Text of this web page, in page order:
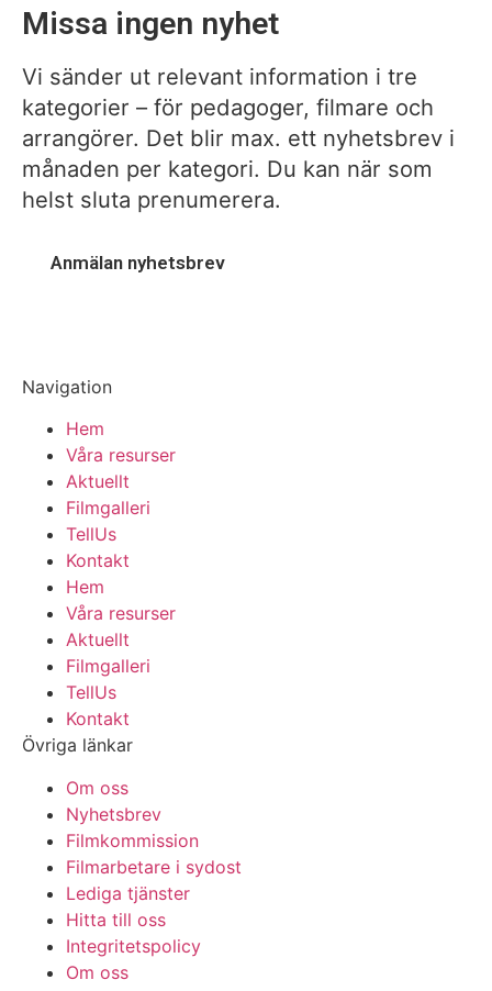
Missa ingen nyhet
Vi sänder ut relevant information i tre
kategorier – för pedagoger, filmare och
arrangörer. Det blir max. ett nyhetsbrev i
månaden per kategori. Du kan när som
helst sluta prenumerera.
Anmälan nyhetsbrev
Navigation
Hem
Våra resurser
Aktuellt
Filmgalleri
TellUs
Kontakt
Hem
Våra resurser
Aktuellt
Filmgalleri
TellUs
Kontakt
Övriga länkar
Om oss
Nyhetsbrev
Filmkommission
Filmarbetare i sydost
Lediga tjänster
Hitta till oss
Integritetspolicy
Om oss